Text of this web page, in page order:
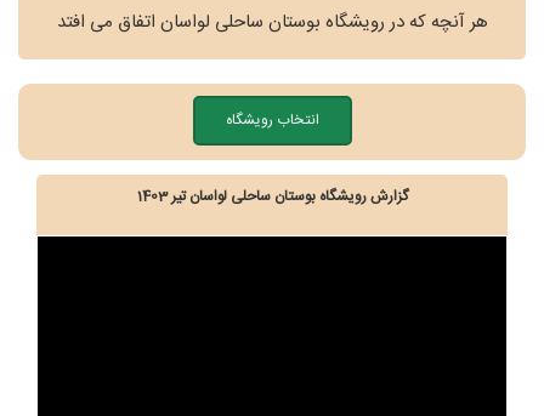
هر آنچه که در رویشگاه بوستان ساحلی لواسان اتفاق می افتد
انتخاب رویشگاه
گزارش رویشگاه بوستان ساحلی لواسان تیر 1403